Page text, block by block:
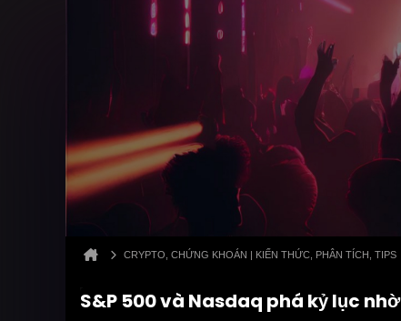
CRYPTO, CHỨNG KHOÁN | KIẾN THỨC, PHÂN TÍCH, TIPS
S&P 500 và Nasdaq phá kỷ lục